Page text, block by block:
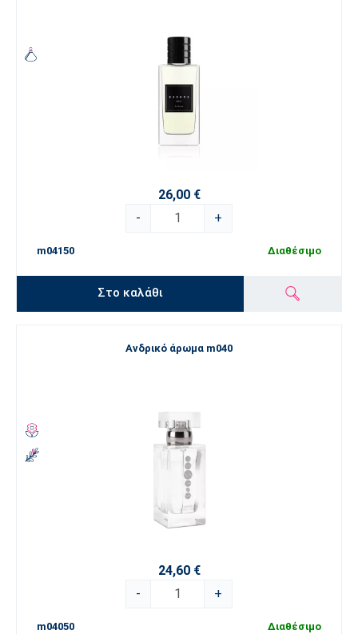
26,00 €
-
+
m04150 Διαθέσιμο
Στο καλάθι
Ανδρικό άρωμα m040
24,60 €
-
+
m04050 Διαθέσιμο